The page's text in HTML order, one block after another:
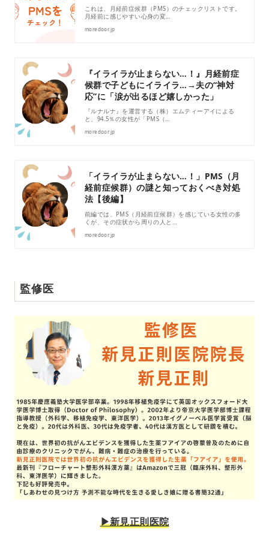
これは、月経前症候群（PMS）のチェックリストです。
月経前に感じやすい心身の変…
moredoor.jp
『イライラが止まらない…！』月経前症
候群で子どもにイライラ…→夫の“神対
応”に「涙が出るほど嬉しかった」
『ルナルナ』を運営する（株）エムティーアイによる
と、94.5％の女性が「PMS（…
moredoor.jp
「イライラが止まらない…！」PMS（月
経前症候群）の謎と知っておくべき対処
法【後編】
前編では、PMS（月経前症候群）を感じている女性の多
くが、その症状から周りの人と…
moredoor.jp
監修医
▶︎新見正則医院